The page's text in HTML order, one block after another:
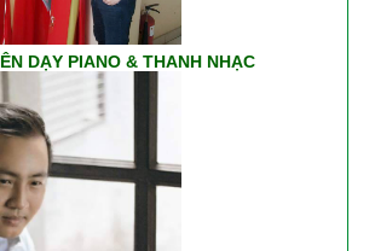
DẠY PIANO & THANH NHẠC